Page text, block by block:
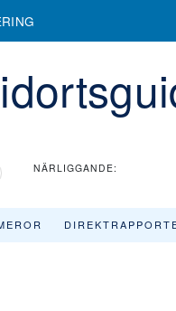
NÄRLIGGANDE:
recensioner & skidortens